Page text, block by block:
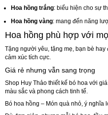
Hoa hồng trắng: biểu hiện cho sự
Hoa hồng vàng: mang đến năng
Hoa hồng phù hợp với
Tặng người yêu, tặng mẹ, bạn bè
cảm xúc tích cực.
Giá rẻ nhưng vẫn sang trọng
Shop Huy Thảo thiết kế bó hoa với
màu sắc và phong cách tinh tế.
Bó hoa hồng – Món quà nhỏ, ý nghĩa